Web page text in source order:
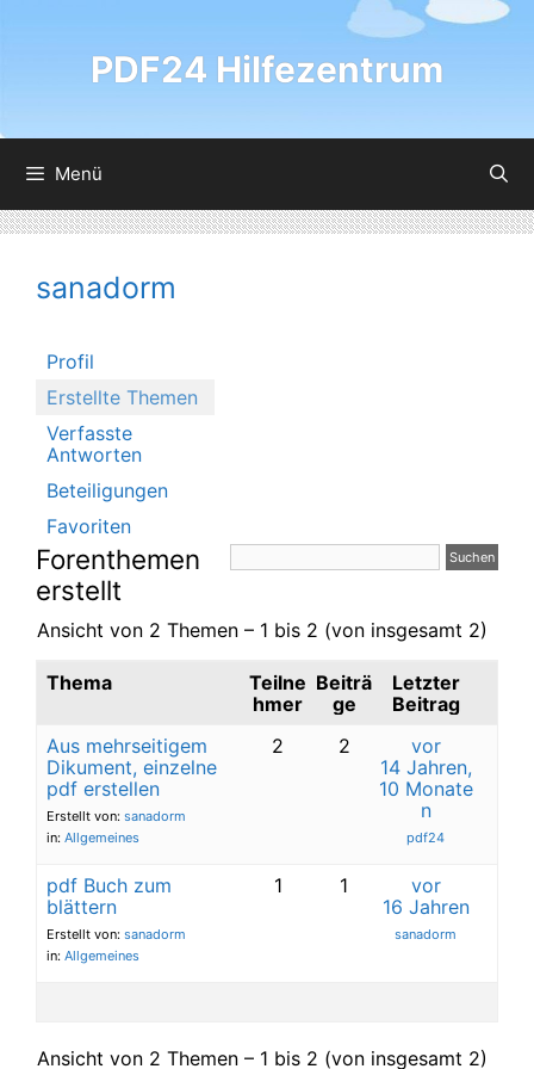
PDF24 Hilfezentrum
Menü
sanadorm
Profil
Erstellte Themen
Verfasste
Antworten
Beteiligungen
Favoriten
Forenthemen
erstellt
Ansicht von 2 Themen – 1 bis 2 (von insgesamt 2)
Thema
Teilne
hmer
Beiträ
ge
Letzter
Beitrag
Aus mehrseitigem
Dikument, einzelne
pdf erstellen
Erstellt von: sanadorm
in: Allgemeines
2 2
vor
14 Jahren,
10 Monate
n
pdf24
pdf Buch zum
blättern
Erstellt von: sanadorm
in: Allgemeines
1 1
vor
16 Jahren
sanadorm
Ansicht von 2 Themen – 1 bis 2 (von insgesamt 2)